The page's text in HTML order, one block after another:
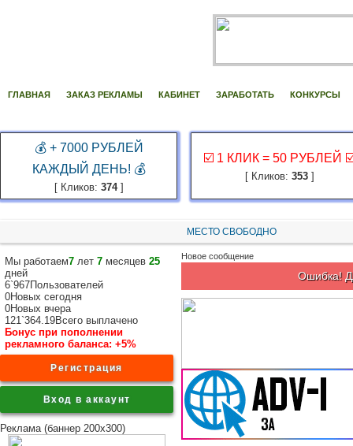
ГЛАВНАЯ ЗАКАЗ РЕКЛАМЫ КАБИНЕТ ЗАРАБОТАТЬ КОНКУРСЫ
💰 + 7000 РУБЛЕЙ
КАЖДЫЙ ДЕНЬ! 💰
[ Кликов: 374]
☑️ 1 КЛИК = 50 РУБЛЕЙ
[ Кликов: 353]
МЕСТО СВОБОДНО
Мы работаем7 лет 7 месяцев 25
дней
6`967Пользователей
0Новых сегодня
0Новых вчера
121`364.19Всего выплачено
Бонус при пополнении
рекламного баланса: +5%
Регистрация
Вход в аккаунт
Реклама (баннер 200x300)
Новое сообщение
Ошибка!